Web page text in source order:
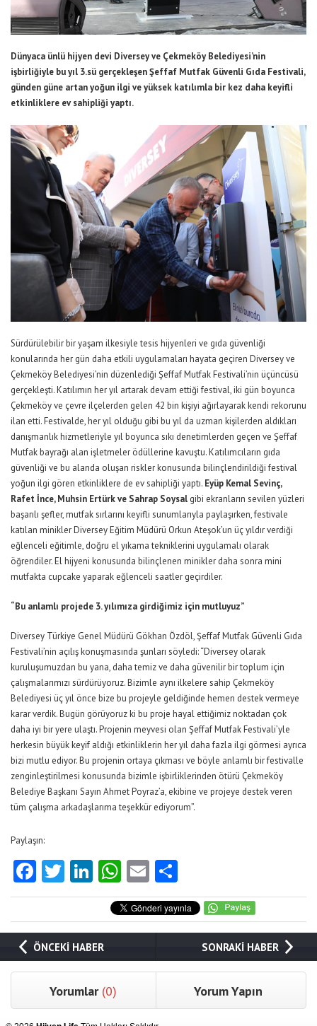
Dünyaca ünlü hijyen devi Diversey ve Çekmeköy Belediyesi’nin
işbirliğiyle bu yıl 3.sü gerçekleşen Şeffaf Mutfak Güvenli Gıda Festivali,
günden güne artan yoğun ilgi ve yüksek katılımla bir kez daha keyifli
etkinliklere ev sahipliği yaptı.
Sürdürülebilir bir yaşam ilkesiyle tesis hijyenleri ve gıda güvenliği
konularında her gün daha etkili uygulamaları hayata geçiren Diversey ve
Çekmeköy Belediyesi’nin düzenlediği Şeffaf Mutfak Festivali’nin üçüncüsü
gerçekleşti. Katılımın her yıl artarak devam ettiği festival, iki gün boyunca
Çekmeköy ve çevre ilçelerden gelen 42 bin kişiyi ağırlayarak kendi rekorunu
ilan etti. Festivalde, her yıl olduğu gibi bu yıl da uzman kişilerden aldıkları
danışmanlık hizmetleriyle yıl boyunca sıkı denetimlerden geçen ve Şeffaf
Mutfak bayrağı alan işletmeler ödüllerine kavuştu. Katılımcıların gıda
güvenliği ve bu alanda oluşan riskler konusunda bilinçlendirildiği festival
yoğun ilgi gören etkinliklere de ev sahipliği yaptı. Eyüp Kemal Sevinç,
Rafet İnce, Muhsin Ertürk ve Sahrap Soysal gibi ekranların sevilen yüzleri
başarılı şefler, mutfak sırlarını keyifli sunumlarıyla paylaşırken, festivale
katılan minikler Diversey Eğitim Müdürü Orkun Ateşok’un üç yıldır verdiği
eğlenceli eğitimle, doğru el yıkama tekniklerini uygulamalı olarak
öğrendiler. El hijyeni konusunda bilinçlenen minikler daha sonra mini
mutfakta cupcake yaparak eğlenceli saatler geçirdiler.
“Bu anlamlı projede 3. yılımıza girdiğimiz için mutluyuz”
Diversey Türkiye Genel Müdürü Gökhan Özdöl, Şeffaf Mutfak Güvenli Gıda
Festivali’nin açılış konuşmasında şunları söyledi: “Diversey olarak
kuruluşumuzdan bu yana, daha temiz ve daha güvenilir bir toplum için
çalışmalarımızı sürdürüyoruz. Bizimle aynı ilkelere sahip Çekmeköy
Belediyesi üç yıl önce bize bu projeyle geldiğinde hemen destek vermeye
karar verdik. Bugün görüyoruz ki bu proje hayal ettiğimiz noktadan çok
daha iyi bir yere ulaştı. Projenin meyvesi olan Şeffaf Mutfak Festivali’yle
herkesin büyük keyif aldığı etkinliklerin her yıl daha fazla ilgi görmesi ayrıca
bizi mutlu ediyor. Bu projenin ortaya çıkması ve böyle anlamlı bir festivalle
zenginleştirilmesi konusunda bizimle işbirliklerinden ötürü Çekmeköy
Belediye Başkanı Sayın Ahmet Poyraz’a, ekibine ve projeye destek veren
tüm çalışma arkadaşlarıma teşekkür ediyorum”.
Paylaşın:
Facebook
Twitter
LinkedIn
WhatsApp
Email
ÖNCEKİ HABER SONRAKİ HABER
Yorumlar (0) Yorum Yapın